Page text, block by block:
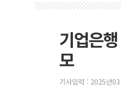
기업은
모
기사입력 : 2025년